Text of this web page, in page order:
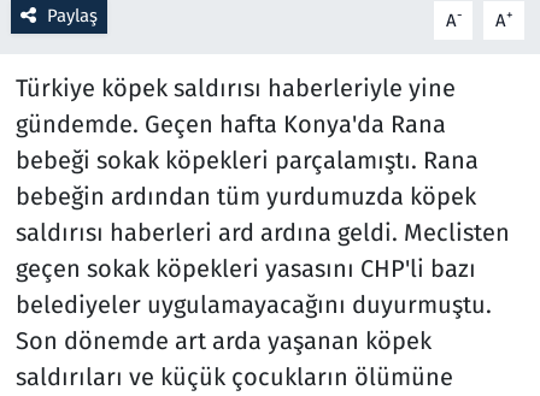
Paylaş A- A+
Türkiye köpek saldırısı haberleriyle yine
gündemde. Geçen hafta Konya'da Rana
bebeği sokak köpekleri parçalamıştı. Rana
bebeğin ardından tüm yurdumuzda köpek
saldırısı haberleri ard ardına geldi. Meclisten
geçen sokak köpekleri yasasını CHP'li bazı
belediyeler uygulamayacağını duyurmuştu.
Son dönemde art arda yaşanan köpek
saldırıları ve küçük çocukların ölümüne
Televizyon